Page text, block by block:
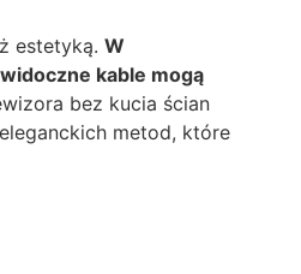
estetyką. W
kable mogą
bez kucia ścian
metod, które